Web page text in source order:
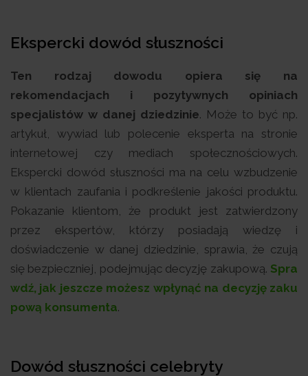
Ekspercki dowód słuszności
Ten rodzaj dowodu opiera się na
rekomendacjach i pozytywnych opiniach
specjalistów w danej dziedzinie. Może to być np.
artykuł, wywiad lub polecenie eksperta na stronie
internetowej czy mediach społecznościowych.
Ekspercki dowód słuszności ma na celu wzbudzenie
w klientach zaufania i podkreślenie jakości produktu.
Pokazanie klientom, że produkt jest zatwierdzony
przez ekspertów, którzy posiadają wiedzę i
doświadczenie w danej dziedzinie, sprawia, że czują
się bezpieczniej, podejmując decyzję zakupową. Spra
wdź, jak jeszcze możesz wpłynąć na decyzję zaku
pową konsumenta.
Dowód słuszności celebryty